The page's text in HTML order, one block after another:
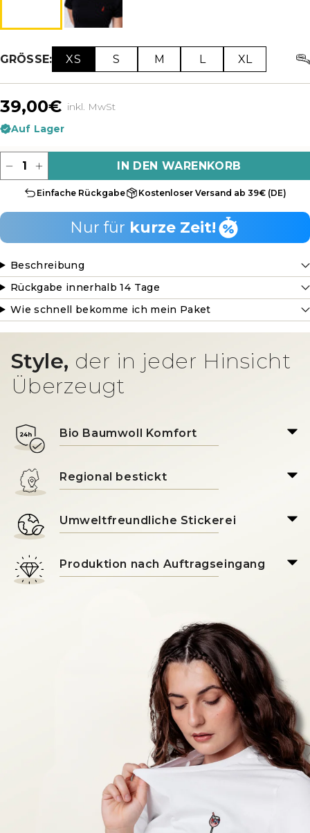
GRÖSSE: XS S M L XL
39,00€ inkl. MwSt
Auf Lager
IN DEN WARENKORB
Einfache Rückgabe Kostenloser Versand ab 39€ (DE)
Nur für kurze Zeit!
Beschreibung
Rückgabe innerhalb 14 Tage
Wie schnell bekomme ich mein Paket
Style, der in jeder Hinsicht
Überzeugt
Bio Baumwoll Komfort
Regional bestickt
Umweltfreundliche Stickerei
Produktion nach Auftragseingang